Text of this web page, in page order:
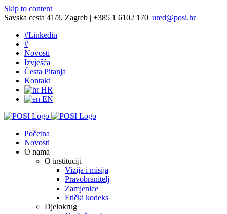
Skip to content
Savska cesta 41/3, Zagreb | +385 1 6102 170| ured@posi.hr
#Linkedin
#
Novosti
Izvješća
Česta Pitanja
Kontakt
HR
EN
Početna
Novosti
O nama
O instituciji
Vizija i misija
Pravobranitelj
Zamjenice
Etički kodeks
Djelokrug